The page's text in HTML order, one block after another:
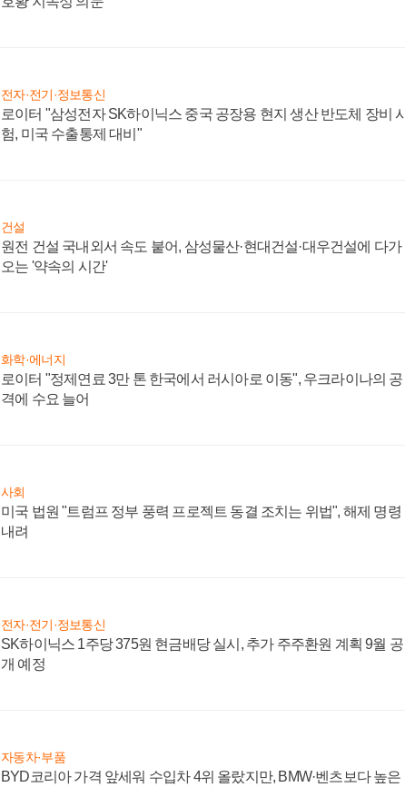
전자·전기·정보통신
로이터 "삼성전자 SK하이닉스 중국 공장용 현지 생산 반도체 장비 시
험, 미국 수출통제 대비"
건설
원전 건설 국내외서 속도 붙어, 삼성물산·현대건설·대우건설에 다가
오는 '약속의 시간'
화학·에너지
로이터 "정제연료 3만 톤 한국에서 러시아로 이동", 우크라이나의 공
격에 수요 늘어
사회
미국 법원 "트럼프 정부 풍력 프로젝트 동결 조치는 위법", 해제 명령
내려
전자·전기·정보통신
SK하이닉스 1주당 375원 현금배당 실시, 추가 주주환원 계획 9월 공
개 예정
자동차·부품
BYD코리아 가격 앞세워 수입차 4위 올랐지만, BMW·벤츠보다 높은